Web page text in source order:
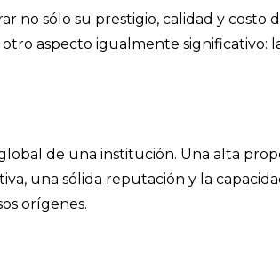
no sólo su prestigio, calidad y costo
aspecto igualmente significativo:
de una institución. Una alta
una sólida reputación y la
orígenes.